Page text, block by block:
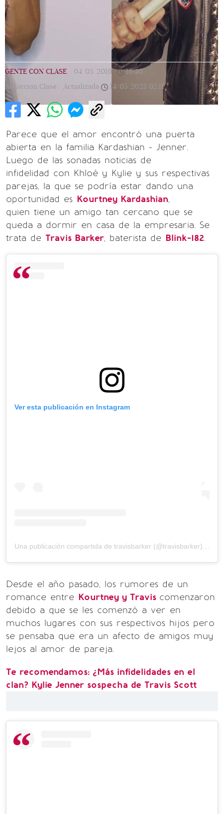
GENTE CON CLASE 04/03/2019 | 16:40
Redacción Clase |
Actualizada 14/05/2023 02:11
Parece que el amor encontró una puerta
abierta en la familia Kardashian - Jenner.
Luego de las sonadas noticias de
infidelidad con Khloé y Kylie y sus respectivas
parejas, la que se podría estar dando una
oportunidad es Kourtney Kardashian,
quien tiene un amigo tan cercano que se
queda a dormir en casa de la empresaria. Se
trata de Travis Barker, baterista de Blink-182.
Ver esta publicación en Instagram
Desde el año pasado, los rumores de un
romance entre Kourtney y Travis comenzaron
debido a que se les comenzó a ver en
muchos lugares con sus respectivos hijos pero
se pensaba que era un afecto de amigos muy
lejos al amor de pareja.
Te recomendamos: ¿Más infidelidades en el
clan? Kylie Jenner sospecha de Travis Scott